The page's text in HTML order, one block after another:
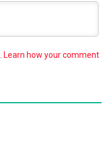
Learn how your comment